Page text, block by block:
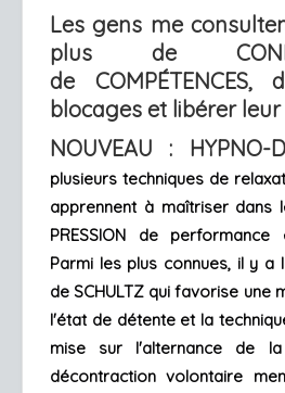
Les gens me
plus de
de COMPÉTENCES,
blocages et libérer
NOUVEAU : HYPNO-
plusieurs techniques de
apprennent à maîtriser dans
PRESSION de performance
Parmi les plus connues, il y a
de SCHULTZ qui favorise une
l'état de détente et la
mise sur l'alternance de
décontraction volontaire